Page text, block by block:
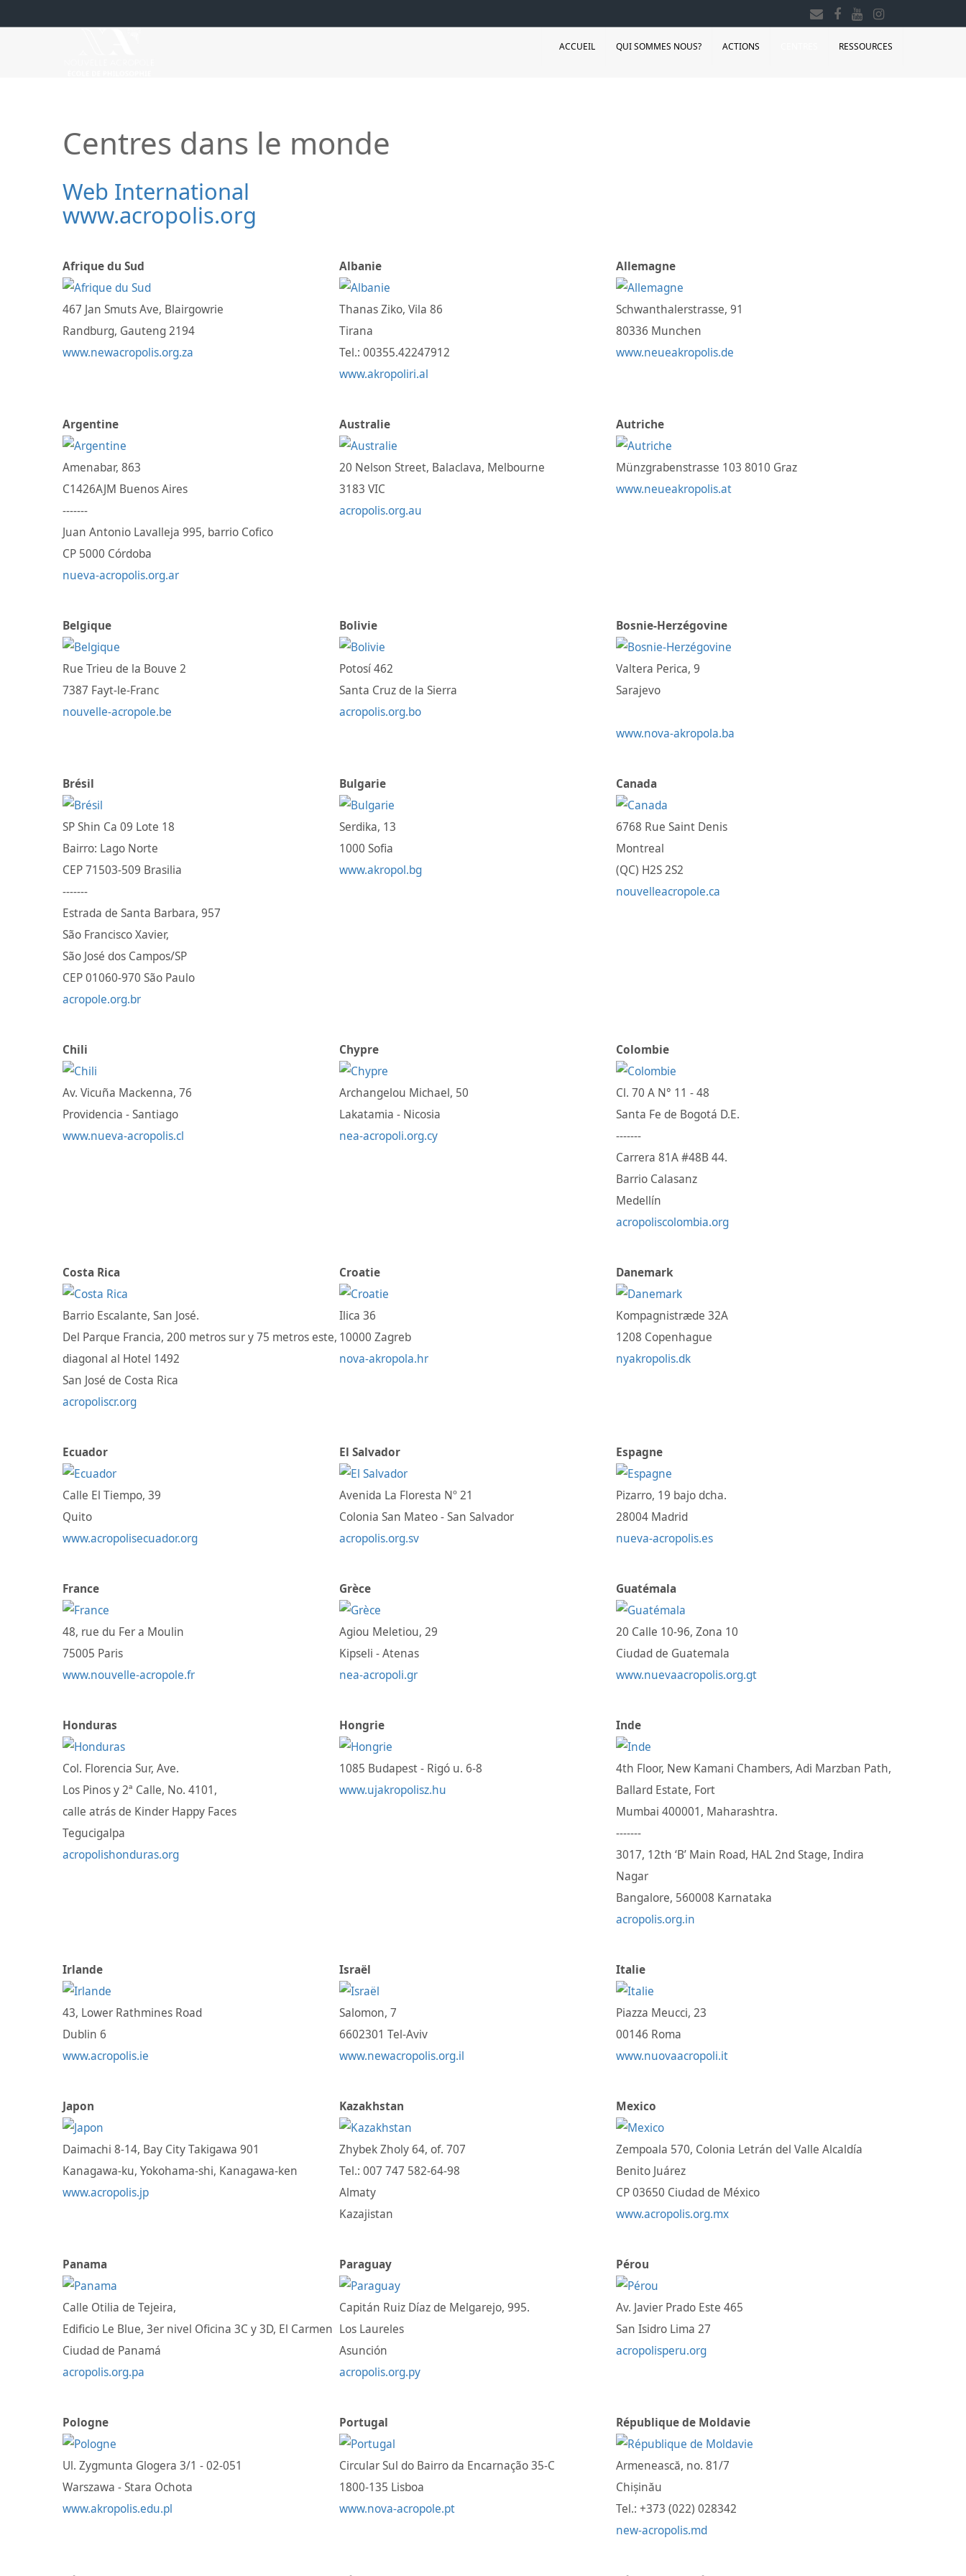
ACCUEIL QUI SOMMES NOUS? ACTIONS RESSOURCES
Centres dans le monde
Web International
www.acropolis.org
Afrique du Sud
467 Jan Smuts Ave, Blairgowrie
Randburg, Gauteng 2194
www.newacropolis.org.za
Albanie
Thanas Ziko, Vila 86
Tirana
Tel.: 00355.42247912
www.akropoliri.al
Allemagne
Schwanthalerstrasse, 91
80336 Munchen
www.neueakropolis.de
Argentine
Amenabar, 863
C1426AJM Buenos Aires
-------
Juan Antonio Lavalleja 995, barrio Cofico
CP 5000 Córdoba
nueva-acropolis.org.ar
Australie
20 Nelson Street, Balaclava, Melbourne
3183 VIC
acropolis.org.au
Autriche
Münzgrabenstrasse 103 8010 Graz
www.neueakropolis.at
Belgique
Rue Trieu de la Bouve 2
7387 Fayt-le-Franc
nouvelle-acropole.be
Bolivie
Potosí 462
Santa Cruz de la Sierra
acropolis.org.bo
Bosnie-Herzégovine
Valtera Perica, 9
Sarajevo
www.nova-akropola.ba
Brésil
SP Shin Ca 09 Lote 18
Bairro: Lago Norte
CEP 71503-509 Brasilia
-------
Estrada de Santa Barbara, 957
São Francisco Xavier,
São José dos Campos/SP
CEP 01060-970 São Paulo
acropole.org.br
Bulgarie
Serdika, 13
1000 Sofia
www.akropol.bg
Canada
6768 Rue Saint Denis
Montreal
(QC) H2S 2S2
nouvelleacropole.ca
Chili
Av. Vicuña Mackenna, 76
Providencia - Santiago
www.nueva-acropolis.cl
Chypre
Archangelou Michael, 50
Lakatamia - Nicosia
nea-acropoli.org.cy
Colombie
Cl. 70 A N° 11 - 48
Santa Fe de Bogotá D.E.
-------
Carrera 81A #48B 44.
Barrio Calasanz
Medellín
acropoliscolombia.org
Costa Rica
Barrio Escalante, San José.
Del Parque Francia, 200 metros sur y 75 metros este,
diagonal al Hotel 1492
San José de Costa Rica
acropoliscr.org
Croatie
Ilica 36
10000 Zagreb
nova-akropola.hr
Danemark
Kompagnistræde 32A
1208 Copenhague
nyakropolis.dk
Ecuador
Calle El Tiempo, 39
Quito
www.acropolisecuador.org
El Salvador
Avenida La Floresta Nº 21
Colonia San Mateo - San Salvador
acropolis.org.sv
Espagne
Pizarro, 19 bajo dcha.
28004 Madrid
nueva-acropolis.es
France
48, rue du Fer a Moulin
75005 Paris
www.nouvelle-acropole.fr
Grèce
Agiou Meletiou, 29
Kipseli - Atenas
nea-acropoli.gr
Guatémala
20 Calle 10-96, Zona 10
Ciudad de Guatemala
www.nuevaacropolis.org.gt
Honduras
Col. Florencia Sur, Ave.
Los Pinos y 2ª Calle, No. 4101,
calle atrás de Kinder Happy Faces
Tegucigalpa
acropolishonduras.org
Hongrie
1085 Budapest - Rigó u. 6-8
www.ujakropolisz.hu
Inde
4th Floor, New Kamani Chambers, Adi Marzban Path,
Ballard Estate, Fort
Mumbai 400001, Maharashtra.
-------
3017, 12th ‘B’ Main Road, HAL 2nd Stage, Indira
Nagar
Bangalore, 560008 Karnataka
acropolis.org.in
Irlande
43, Lower Rathmines Road
Dublin 6
www.acropolis.ie
Israël
Salomon, 7
6602301 Tel-Aviv
www.newacropolis.org.il
Italie
Piazza Meucci, 23
00146 Roma
www.nuovaacropoli.it
Japon
Daimachi 8-14, Bay City Takigawa 901
Kanagawa-ku, Yokohama-shi, Kanagawa-ken
www.acropolis.jp
Kazakhstan
Zhybek Zholy 64, of. 707
Tel.: 007 747 582-64-98
Almaty
Kazajistan
Mexico
Zempoala 570, Colonia Letrán del Valle Alcaldía
Benito Juárez
CP 03650 Ciudad de México
www.acropolis.org.mx
Panama
Calle Otilia de Tejeira,
Edificio Le Blue, 3er nivel Oficina 3C y 3D, El Carmen
Ciudad de Panamá
acropolis.org.pa
Paraguay
Capitán Ruiz Díaz de Melgarejo, 995.
Los Laureles
Asunción
acropolis.org.py
Pérou
Av. Javier Prado Este 465
San Isidro Lima 27
acropolisperu.org
Pologne
Ul. Zygmunta Glogera 3/1 - 02-051
Warszawa - Stara Ochota
www.akropolis.edu.pl
Portugal
Circular Sul do Bairro da Encarnação 35-C
1800-135 Lisboa
www.nova-acropole.pt
République de Moldavie
Armenească, no. 81/7
Chișinău
Tel.: +373 (022) 028342
new-acropolis.md